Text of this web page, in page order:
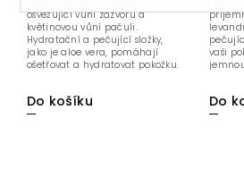
Do košíku
osvěžující vůní zázvoru a
květinovou vůní pačuli.
Hydratační a pečující složky,
jako je aloe vera, pomáhají
ošetřovat a hydratovat pokožku.
Do
vaši